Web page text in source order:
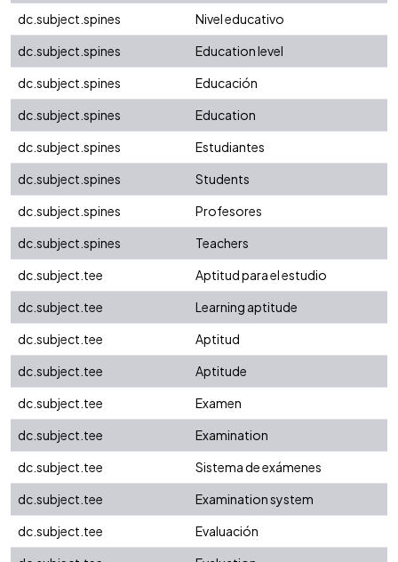
dc.subject.spines
Nivel educativo
dc.subject.spines
Education level
dc.subject.spines
Educación
dc.subject.spines
Education
dc.subject.spines
Estudiantes
dc.subject.spines
Students
dc.subject.spines
Profesores
dc.subject.spines
Teachers
dc.subject.tee
Aptitud para el estudio
dc.subject.tee
Learning aptitude
dc.subject.tee
Aptitud
dc.subject.tee
Aptitude
dc.subject.tee
Examen
dc.subject.tee
Examination
dc.subject.tee
Sistema de exámenes
dc.subject.tee
Examination system
dc.subject.tee
Evaluación